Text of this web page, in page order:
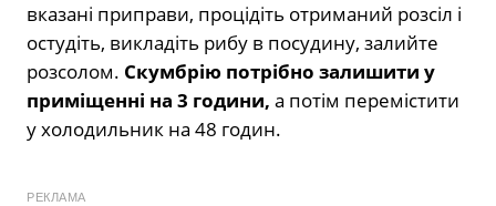
вказані приправи, процідіть отриманий розсіл і
остудіть, викладіть рибу в посудину, залийте
розсолом. Скумбрію потрібно залишити у
приміщенні на 3 години, а потім перемістити
у холодильник на 48 годин.
РЕКЛАМА